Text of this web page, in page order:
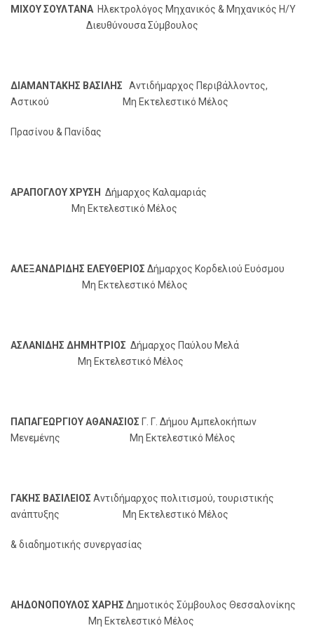
ΜΙΧΟΥ ΣΟΥΛΤΑΝΑ Ηλεκτρολόγος Μηχανικός & Μηχανικός Η/Υ
Διευθύνουσα Σύμβουλος
ΔΙΑΜΑΝΤΑΚΗΣ ΒΑΣΙΛΗΣ Αντιδήμαρχος Περιβάλλοντος,
Αστικού Μη Εκτελεστικό Μέλος
Πρασίνου & Πανίδας
ΑΡΑΠΟΓΛΟΥ ΧΡΥΣΗ Δήμαρχος Καλαμαριάς
Μη Εκτελεστικό Μέλος
ΑΛΕΞΑΝΔΡΙΔΗΣ ΕΛΕΥΘΕΡΙΟΣ Δήμαρχος Κορδελιού Ευόσμου
Μη Εκτελεστικό Μέλος
ΑΣΛΑΝΙΔΗΣ ΔΗΜΗΤΡΙΟΣ Δήμαρχος Παύλου Μελά
Μη Εκτελεστικό Μέλος
ΠΑΠΑΓΕΩΡΓΙΟΥ ΑΘΑΝΑΣΙΟΣ Γ. Γ. Δήμου Αμπελοκήπων
Μενεμένης Μη Εκτελεστικό Μέλος
ΓΑΚΗΣ ΒΑΣΙΛΕΙΟΣ Αντιδήμαρχος πολιτισμού, τουριστικής
ανάπτυξης Μη Εκτελεστικό Μέλος
& διαδημοτικής συνεργασίας
ΑΗΔΟΝΟΠΟΥΛΟΣ ΧΑΡΗΣ Δημοτικός Σύμβουλος Θεσσαλονίκης
Μη Εκτελεστικό Μέλος